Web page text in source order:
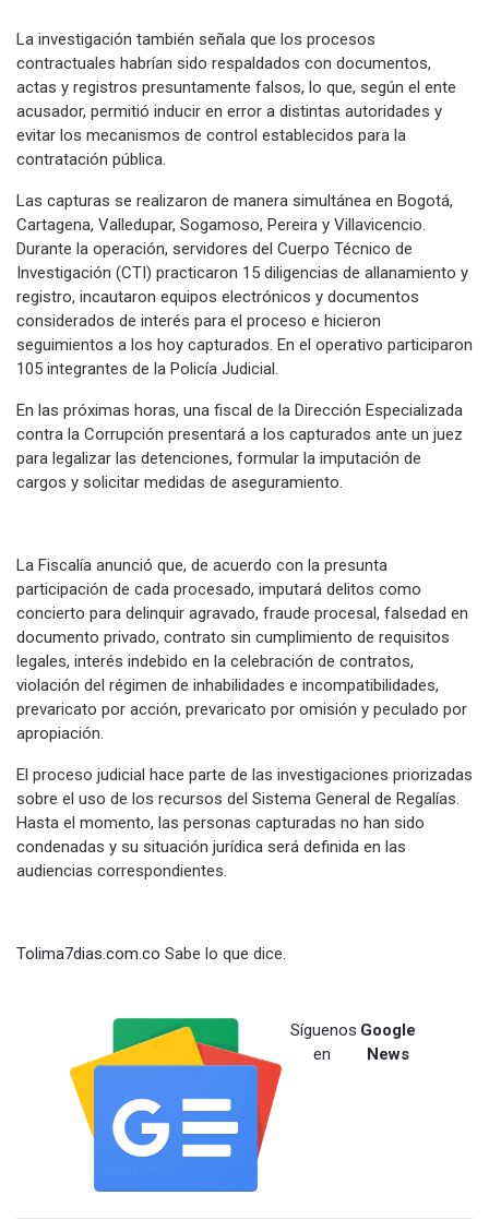
La investigación también señala que los procesos
contractuales habrían sido respaldados con documentos,
actas y registros presuntamente falsos, lo que, según el ente
acusador, permitió inducir en error a distintas autoridades y
evitar los mecanismos de control establecidos para la
contratación pública.
Las capturas se realizaron de manera simultánea en Bogotá,
Cartagena, Valledupar, Sogamoso, Pereira y Villavicencio.
Durante la operación, servidores del Cuerpo Técnico de
Investigación (CTI) practicaron 15 diligencias de allanamiento y
registro, incautaron equipos electrónicos y documentos
considerados de interés para el proceso e hicieron
seguimientos a los hoy capturados. En el operativo participaron
105 integrantes de la Policía Judicial.
En las próximas horas, una fiscal de la Dirección Especializada
contra la Corrupción presentará a los capturados ante un juez
para legalizar las detenciones, formular la imputación de
cargos y solicitar medidas de aseguramiento.
La Fiscalía anunció que, de acuerdo con la presunta
participación de cada procesado, imputará delitos como
concierto para delinquir agravado, fraude procesal, falsedad en
documento privado, contrato sin cumplimiento de requisitos
legales, interés indebido en la celebración de contratos,
violación del régimen de inhabilidades e incompatibilidades,
prevaricato por acción, prevaricato por omisión y peculado por
apropiación.
El proceso judicial hace parte de las investigaciones priorizadas
sobre el uso de los recursos del Sistema General de Regalías.
Hasta el momento, las personas capturadas no han sido
condenadas y su situación jurídica será definida en las
audiencias correspondientes.
Tolima7dias.com.co Sabe lo que dice.
Síguenos
en
Google
News